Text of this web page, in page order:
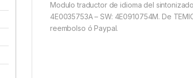
Modulo traductor de idioma del
4E0035753A – SW: 4E0910754M. De
reembolso ó Paypal.